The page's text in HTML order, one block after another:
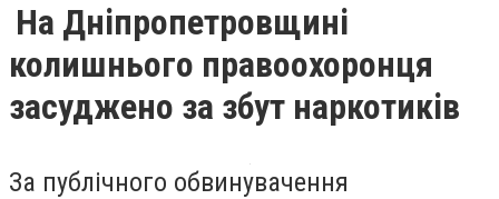
На Дніпропетровщині
колишнього правоохоронця
засуджено за збут наркотиків
За публічного обвинувачення